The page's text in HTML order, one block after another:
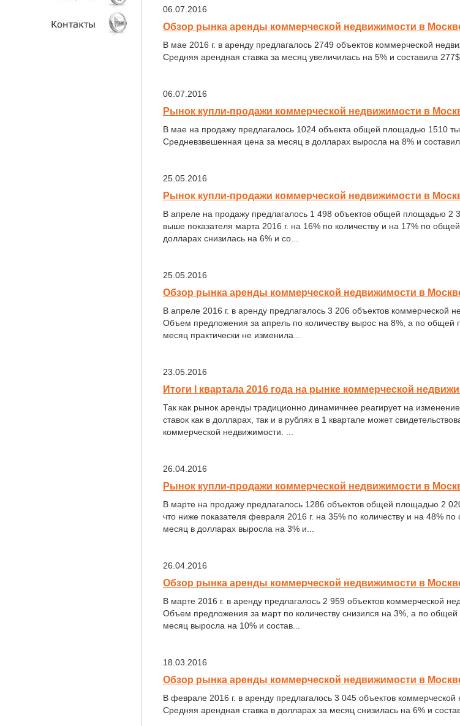
АНАЛИТИКА
КЛИЕНТЫ
06.07.2016
Обзор рынка аренды коммерческой недвижимости в
В мае 2016 г. в аренду предлагалось 2749 объектов коммерческой
Средняя арендная ставка за месяц увеличилась на 5% и составила 277$/
06.07.2016
Рынок купли-продажи коммерческой недвижимости в
В мае на продажу предлагалось 1024 объекта общей площадью 1510
Средневзвешенная цена за месяц в долларах выросла на 8% и
25.05.2016
Рынок купли-продажи коммерческой недвижимости в
В апреле на продажу предлагалось 1 498 объектов общей площадью 2
выше показателя марта 2016 г. на 16% по количеству и на 17% по
долларах снизилась на 6% и со...
25.05.2016
Обзор рынка аренды коммерческой недвижимости в
В апреле 2016 г. в аренду предлагалось 3 206 объектов
Объем предложения за апрель по количеству вырос на 8%, а по общей
месяц практически не изменила...
23.05.2016
Итоги I квартала 2016 года на рынке коммерческой
Так как рынок аренды традиционно динамичнее реагирует на
ставок как в долларах, так и в рублях в 1 квартале может
коммерческой недвижимости. ...
26.04.2016
Рынок купли-продажи коммерческой недвижимости в
В марте на продажу предлагалось 1286 объектов общей площадью 2
что ниже показателя февраля 2016 г. на 35% по количеству и на 48%
месяц в долларах выросла на 3% и...
26.04.2016
Обзор рынка аренды коммерческой недвижимости в
В марте 2016 г. в аренду предлагалось 2 959 объектов коммерческой
Объем предложения за март по количеству снизился на 3%, а по
месяц выросла на 10% и состав...
18.03.2016
Обзор рынка аренды коммерческой недвижимости в
В феврале 2016 г. в аренду предлагалось 3 045 объектов
Средняя арендная ставка в долларах за месяц снизилась на 6% и